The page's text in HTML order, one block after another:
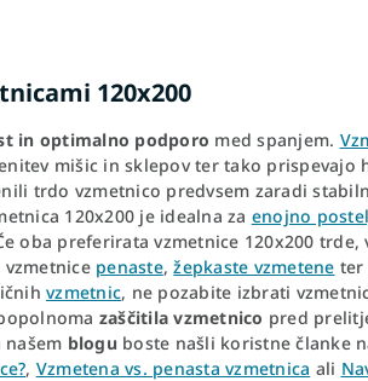
120x200
in optimalno podporo med spanjem.
mišic in sklepov ter tako prispevajo
trdo vzmetnico predvsem zaradi
120x200 je idealna za enojno
preferirata vzmetnice 120x200 trde,
penaste,žepkaste vzmetene ter
vzmetnic, ne pozabite izbrati
zaščitila vzmetnico pred
blogu boste našli koristne članke
, Vzmetena vs. penasta vzmetnica ali